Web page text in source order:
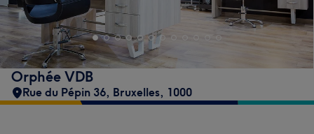
Orphée VDB
Rue du Pépin 36, Bruxelles, 1000